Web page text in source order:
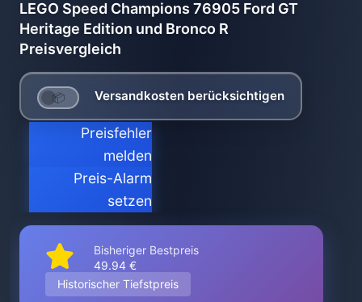
LEGO Speed Champions 76905 Ford GT
Heritage Edition und Bronco R
Preisvergleich
Versandkosten berücksichtigen
Preisfehler
melden
Preis-Alarm
setzen
Bisheriger Bestpreis
49.94 €
Historischer Tiefstpreis